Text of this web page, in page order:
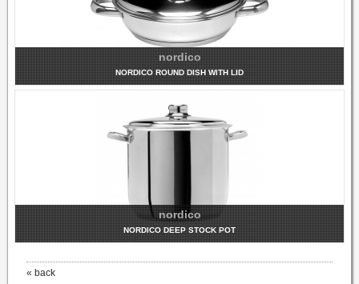
nordico
NORDICO ROUND DISH WITH LID
NORDICO MODEL
nordico
NORDICO DEEP STOCK POT
« back